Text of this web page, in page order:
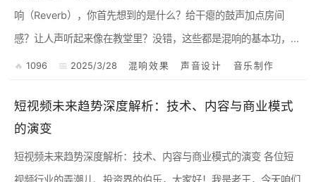
响（Reverb），你首先想到的是什么？给干瘪的鼓声加点房间
感？让人声听起来像在教堂里？没错，这些都是混响的基本功，模
拟真实物理空间，让声音更自然地融入混音。但如果只停留在这
1096 2025/3/28 混响效果 声音设计 音乐制作
短视频未来趋势深度解析：技术、内容与商业模式
的演变
短视频未来趋势深度解析：技术、内容与商业模式的演变 各位短
视频行业的弄潮儿、投资界的伯乐，大家好！我是老王，今天咱们